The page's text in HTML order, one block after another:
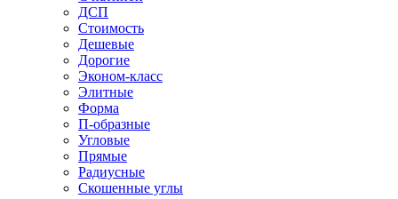
ДСП
Стоимость
Дешевые
Дорогие
Эконом-класс
Элитные
Форма
П-образные
Угловые
Прямые
Радиусные
Скошенные углы